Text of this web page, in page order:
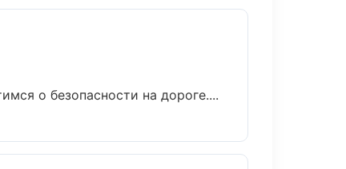
о безопасности на дороге....